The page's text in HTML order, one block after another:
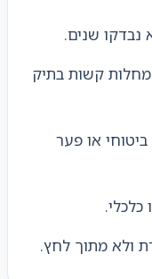
נבדקו שנים.
מחלות קשות בתיק
או פער
ולא מתוך לחץ.